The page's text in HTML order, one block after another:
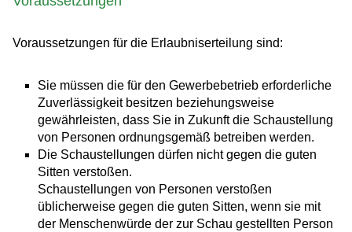
Voraussetzungen für die Erlaubniserteilung sind:
Sie müssen die für den Gewerbebetrieb erforderliche
Zuverlässigkeit besitzen beziehungsweise
gewährleisten, dass Sie in Zukunft die Schaustellung
von Personen ordnungsgemäß betreiben werden.
Die Schaustellungen dürfen nicht gegen die guten
Sitten verstoßen.
Schaustellungen von Personen verstoßen
üblicherweise gegen die guten Sitten, wenn sie mit
der Menschenwürde der zur Schau gestellten Person